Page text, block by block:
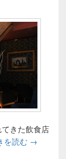
きた飲食店
を読む 飲食店の
→